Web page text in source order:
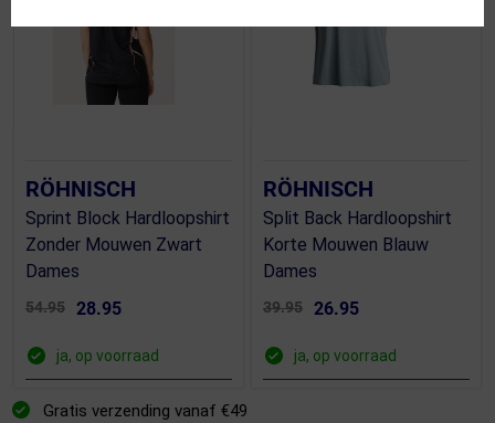
RÖHNISCH
Sprint Block Hardloopshirt
Zonder Mouwen Zwart
Dames
54.95 28.95
ja, op voorraad
RÖHNISCH
Split Back Hardloopshirt
Korte Mouwen Blauw
Dames
39.95 26.95
ja, op voorraad
Gratis verzending vanaf €49